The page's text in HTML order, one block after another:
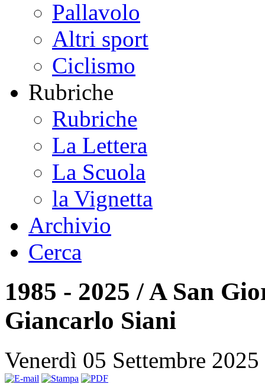
Pallavolo
Altri sport
Ciclismo
Rubriche
Rubriche
La Lettera
La Scuola
la Vignetta
Archivio
Cerca
1985 - 2025 / A San
Giancarlo Siani
Venerdì 05 Settembre